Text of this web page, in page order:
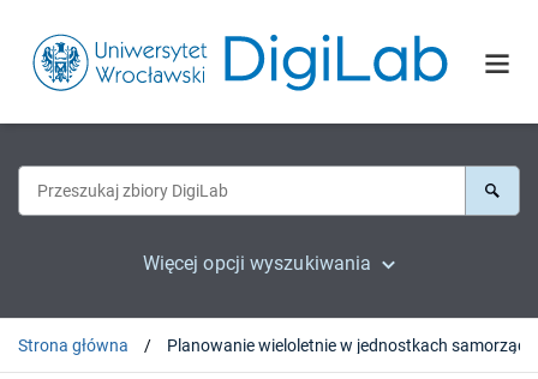
Więcej opcji wyszukiwania
Strona główna